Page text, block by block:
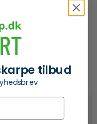
wire og Ø100
dages leveringstid.
tilbud